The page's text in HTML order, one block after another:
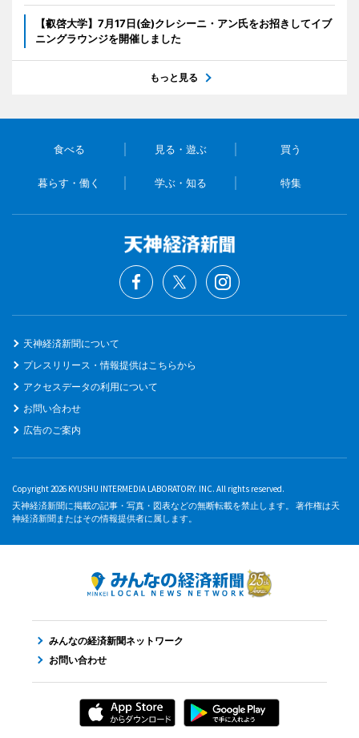
【叡啓大学】7月17日(金)クレシーニ・アン氏をお招きしてイブ
ニングラウンジを開催しました
もっと見る
食べる 見る・遊ぶ 買う
暮らす・働く 学ぶ・知る 特集
天神経済新聞について
プレスリリース・情報提供はこちらから
アクセスデータの利用について
お問い合わせ
広告のご案内
Copyright 2026 KYUSHU INTERMEDIA LABORATORY. INC. All rights reserved.
天神経済新聞に掲載の記事・写真・図表などの無断転載を禁止します。 著作権は天
神経済新聞またはその情報提供者に属します。
みんなの経済新聞ネットワーク
お問い合わせ